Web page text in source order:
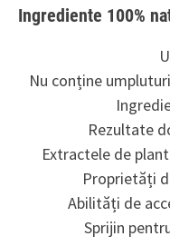
Ingrediente 100%
Nu conține
Rezultate
Extractele de
Proprietăți
Abilități de
Sprijin